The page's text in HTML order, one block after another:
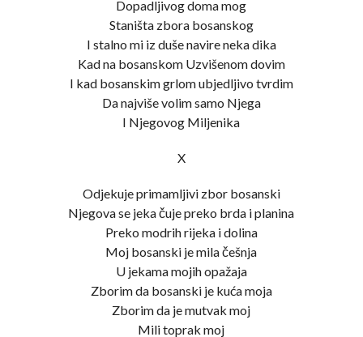
Dopadljivog doma mog
Staništa zbora bosanskog
I stalno mi iz duše navire neka dika
Kad na bosanskom Uzvišenom dovim
I kad bosanskim grlom ubjedljivo tvrdim
Da najviše volim samo Njega
I Njegovog Miljenika
X
Odjekuje primamljivi zbor bosanski
Njegova se jeka čuje preko brda i planina
Preko modrih rijeka i dolina
Moj bosanski je mila češnja
U jekama mojih opažaja
Zborim da bosanski je kuća moja
Zborim da je mutvak moj
Mili toprak moj